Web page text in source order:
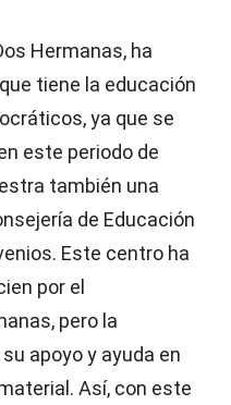
Hermanas, ha
tiene la educación
ya que se
este periodo de
también una
de Educación
Este centro ha
por el
pero la
apoyo y ayuda en
Así, con este